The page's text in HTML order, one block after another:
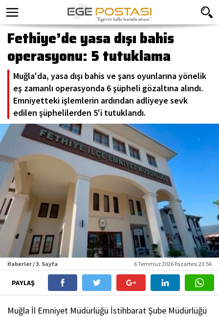
Fethiye’de yasa dışı bahis
operasyonu: 5 tutuklama
Muğla'da, yasa dışı bahis ve şans oyunlarına yönelik
eş zamanlı operasyonda 6 şüpheli gözaltına alındı.
Emniyetteki işlemlerin ardından adliyeye sevk
edilen şüphelilerden 5'i tutuklandı.
Haberler / 3. Sayfa 6 Temmuz 2026 Pazartesi 23:56
PAYLAŞ
Muğla İl Emniyet Müdürlüğü İstihbarat Şube Müdürlüğü